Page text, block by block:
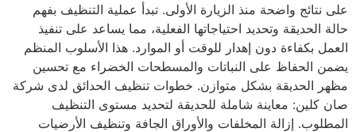
على نتائج واضحة منذ الزيارة الأولى. تبدأ عملية التنظيف بفهم
حالة الحديقة وتحديد احتياجاتها الفعلية، مما يساعد على تنفيذ
العمل بكفاءة دون إهدار للوقت أو الموارد. هذا الأسلوب المنظم
يضمن الحفاظ على النباتات والمسطحات الخضراء مع تحسين
مظهر الحديقة بشكل متوازن. خطوات تنظيف الحدائق لدى شركة
صان كلين: معاينة شاملة للحديقة لتحديد مستوى التنظيف
المطلوب. إزالة المخلفات والأوراق الجافة وتنظيف الأرضيات